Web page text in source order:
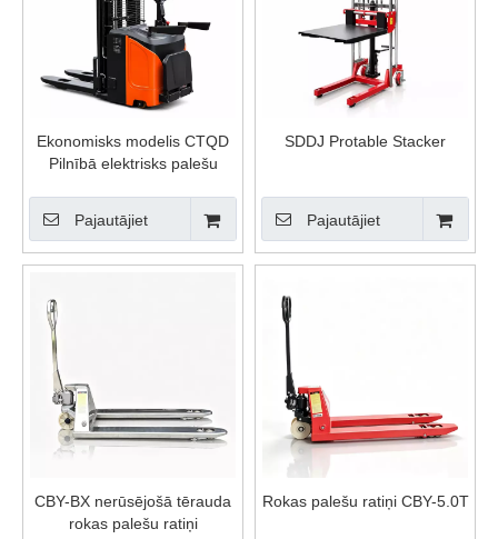
Ekonomisks modelis CTQD
Pilnībā elektrisks palešu
Pajautājiet
SDDJ Protable Stacker
Pajautājiet
CBY-BX nerūsējošā tērauda
rokas palešu ratiņi
Rokas palešu ratiņi CBY-5.0T